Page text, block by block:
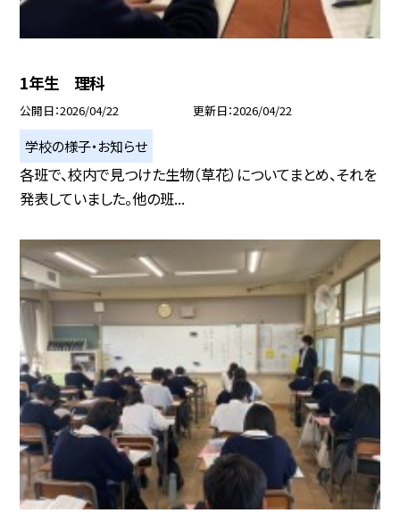
1年生 理科
公開日 2026/04/22 更新日 2026/04/22
学校の様子・お知らせ
各班で、校内で見つけた生物（草花）についてまとめ、それを
発表していました。他の班...